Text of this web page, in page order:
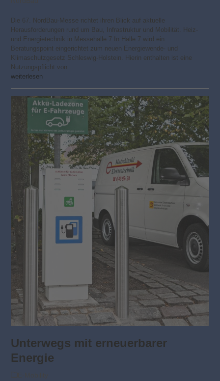
Die 67. NordBau-Messe richtet ihren Blick auf aktuelle
Herausforderungen rund um Bau, Infrastruktur und Mobilität. Heiz-
und Energietechnik in Messehalle 7 In Halle 7 wird ein
Beratungspoint eingerichtet zum neuen Energiewende- und
Klimaschutzgesetz Schleswig-Holstein. Hierin enthalten ist eine
Nutzungspflicht von…
weiterlesen
Unterwegs mit erneuerbarer
Energie